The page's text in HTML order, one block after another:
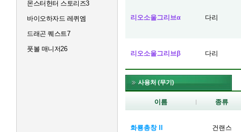
몬스터헌터 스토리즈3
바이오하자드 레퀴엠
드래곤 퀘스트7
풋볼 매니저26
리오소울그리브α 다리
리오소울그리브β 다리
사용처 (무기)
이름 종류
화룡총창 II 건랜스